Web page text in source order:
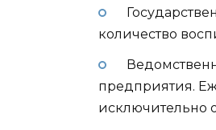
количество
предприятия.
исключительно